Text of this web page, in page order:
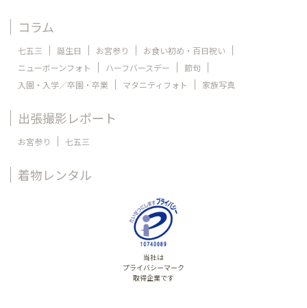
コラム
七五三 誕生日 お宮参り
お食い初め・百日祝い
ニューボーンフォト
ハーフバースデー
節句
入園・入学／卒園・卒業
マタニティフォト 家族写真
出張撮影レポート
お宮参り 七五三
着物レンタル
当社は
プライバシーマーク
取得企業です